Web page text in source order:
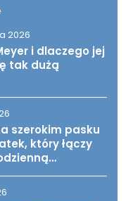
2026
i dlaczego jej
tak dużą
szerokim pasku
który łączy